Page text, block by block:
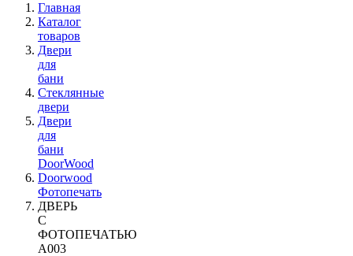
Главная
Каталог
товаров
Двери
для
бани
Стеклянные
двери
Двери
для
бани
DoorWood
Doorwood
Фотопечать
ДВЕРЬ
С
ФОТОПЕЧАТЬЮ
A003